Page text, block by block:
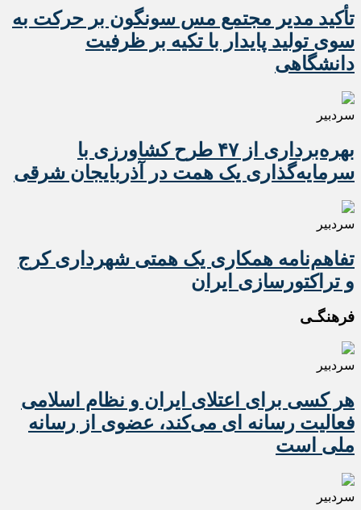
تأکید مدیر مجتمع مس سونگون بر حرکت به
سوی تولید پایدار با تکیه بر ظرفیت
دانشگاهی
سردبیر
بهره‌برداری از ۴۷ طرح کشاورزی با
سرمایه‌گذاری یک همت در آذربایجان شرقی
سردبیر
تفاهم‌نامه همکاری یک همتی شهرداری کرج
و تراکتورسازی ایران
فرهنگـی
سردبیر
هر کسی برای اعتلای ایران و نظام اسلامی
فعالیت رسانه ای می‌کند، عضوی از رسانه
ملی است
سردبیر